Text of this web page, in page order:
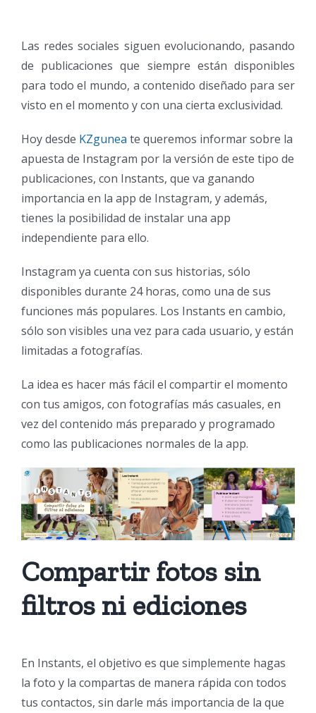
Las redes sociales siguen evolucionando, pasando
de publicaciones que siempre están disponibles
para todo el mundo, a contenido diseñado para ser
visto en el momento y con una cierta exclusividad.
Hoy desde KZgunea te queremos informar sobre la
apuesta de Instagram por la versión de este tipo de
publicaciones, con Instants, que va ganando
importancia en la app de Instagram, y además,
tienes la posibilidad de instalar una app
independiente para ello.
Instagram ya cuenta con sus historias, sólo
disponibles durante 24 horas, como una de sus
funciones más populares. Los Instants en cambio,
sólo son visibles una vez para cada usuario, y están
limitadas a fotografías.
La idea es hacer más fácil el compartir el momento
con tus amigos, con fotografías más casuales, en
vez del contenido más preparado y programado
como las publicaciones normales de la app.
Compartir fotos sin
filtros ni ediciones
En Instants, el objetivo es que simplemente hagas
la foto y la compartas de manera rápida con todos
tus contactos, sin darle más importancia de la que